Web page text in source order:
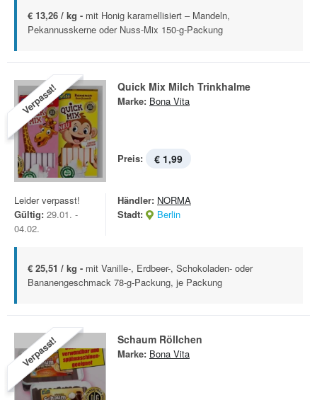
€ 13,26 / kg - mit Honig karamellisiert – Mandeln,
Pekannusskerne oder Nuss-Mix 150-g-Packung
Verpasst! Quick Mix Milch Trinkhalme
Marke: Bona Vita
Preis: € 1,99
Leider verpasst!
Gültig: 29.01. -
04.02.
Händler: NORMA
Stadt:
Berlin
€ 25,51 / kg - mit Vanille-, Erdbeer-, Schokoladen- oder
Bananengeschmack 78-g-Packung, je Packung
Verpasst! Schaum Röllchen
Marke: Bona Vita